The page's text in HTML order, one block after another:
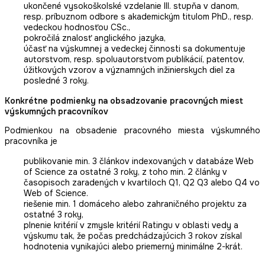
ukončené vysokoškolské vzdelanie III. stupňa v danom,
resp. príbuznom odbore s akademickým titulom PhD., resp.
vedeckou hodnosťou CSc.,
pokročilá znalosť anglického jazyka,
účasť na výskumnej a vedeckej činnosti sa dokumentuje
autorstvom, resp. spoluautorstvom publikácií, patentov,
úžitkových vzorov a významných inžinierskych diel za
posledné 3 roky.
Konkrétne podmienky na obsadzovanie pracovných miest
výskumných pracovníkov
Podmienkou na obsadenie pracovného miesta výskumného
pracovníka je
publikovanie min. 3 článkov indexovaných v databáze Web
of Science za ostatné 3 roky, z toho min. 2 články v
časopisoch zaradených v kvartiloch Q1, Q2 Q3 alebo Q4 vo
Web of Science.
riešenie min. 1 domáceho alebo zahraničného projektu za
ostatné 3 roky,
plnenie kritérií v zmysle kritérií Ratingu v oblasti vedy a
výskumu tak, že počas predchádzajúcich 3 rokov získal
hodnotenia vynikajúci alebo priemerný minimálne 2-krát.